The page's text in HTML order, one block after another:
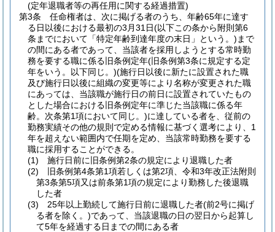
(定年退職者等の再任用に関する経過措置)
第3条
任命権者は、次に掲げる者のうち、年齢65年に達す
る日以後における最初の3月31日(以下この条から附則第6
条までにおいて「特定年齢到達年度の末日」という。) まで
の間にある者であって、当該者を採用しようとする常時勤
務を要する職に係る旧条例定年(旧条例第3条に規定する定
年をいう。以下同じ。)(施行日以後に新たに設置された職
及び施行日以後に組織の変更等により名称が変更された職
にあっては、当該職が施行日の前日に設置されていたもの
とした場合における旧条例定年に準じた当該職に係る年
齢。次条第1項において同じ。)に達している者を、従前の
勤務実績その他の規則で定める情報に基づく選考により、1
年を超えない範囲内で任期を定め、当該常時勤務を要する
職に採用することができる。
(1)
施行日前に旧条例第2条の規定により退職した者
(2)
旧条例第4条第1項若しくは第2項、令和3年改正法附則
第3条第5項又は前条第1項の規定により勤務した後退職
した者
(3)
25年以上勤続して施行日前に退職した者(前2号に掲げ
る者を除く。)であって、当該退職の日の翌日から起算し
て5年を経過する日までの間にある者